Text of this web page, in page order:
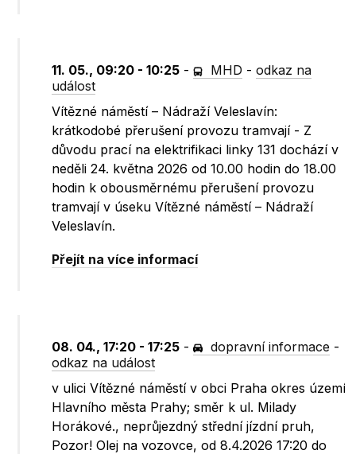
11. 05., 09:20 - 10:25 - MHD -odkaz na
událost
Vítězné náměstí – Nádraží Veleslavín:
krátkodobé přerušení provozu tramvají - Z
důvodu prací na elektrifikaci linky 131 dochází v
neděli 24. května 2026 od 10.00 hodin do 18.00
hodin k obousměrnému přerušení provozu
tramvají v úseku Vítězné náměstí – Nádraží
Veleslavín.
Přejít na více informací
08. 04., 17:20 - 17:25 - dopravní informace -
odkaz na událost
v ulici Vítězné náměstí v obci Praha okres území
Hlavního města Prahy; směr k ul. Milady
Horákové., neprůjezdný střední jízdní pruh,
Pozor! Olej na vozovce, od 8.4.2026 17:20 do